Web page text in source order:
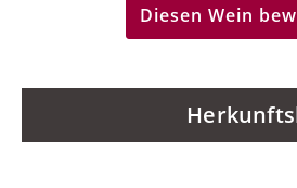
Diesen Wein